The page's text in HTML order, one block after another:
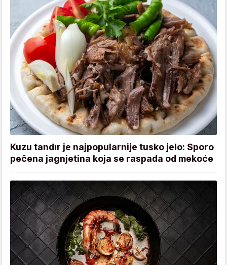
Kuzu tandır je najpopularnije tusko jelo: Sporo
pečena jagnjetina koja se raspada od mekoće